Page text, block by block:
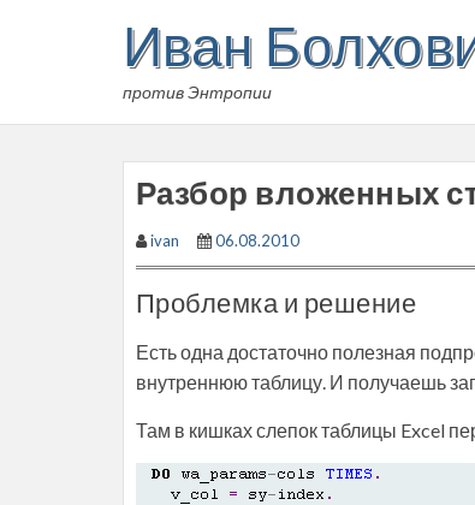
Иван
против Энтропии
Разбор вложенных
ivan 06.08.2010
Проблемка и решение
Есть одна достаточно полезная
внутреннюю таблицу. И получаешь
Там в кишках слепок таблицы Excel